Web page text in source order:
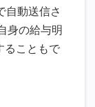
自動送信さ
身の給与明
ることもで